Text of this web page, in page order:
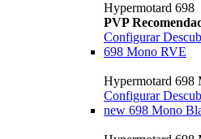
Hypermotard 698
PVP
Configurar
698 Mono RVE
Hypermotard 698
Configurar
new 698 Mono